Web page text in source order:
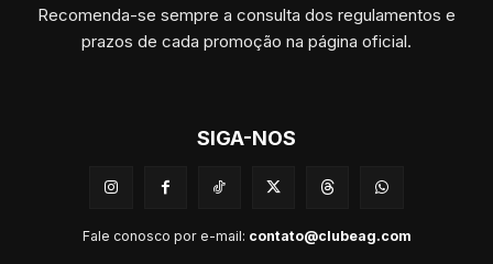
Recomenda-se sempre a consulta dos regulamentos e
prazos de cada promoção na página oficial.
SIGA-NOS
Fale conosco por e-mail: contato@clubeag.com